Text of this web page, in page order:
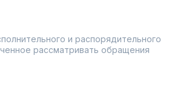
и распорядительного
рассматривать обращения